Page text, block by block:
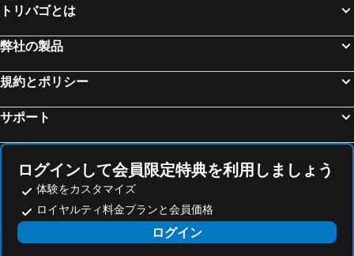
Harmony Ocean Hotel
イビザ ケンティング ホテル II
Bay Forest Boutique B&B
Kenting Sea Wall 130
Kenting Moon Bay Hotel
Kenting Maya-House B&B
ケンティング シー クラウドレス デイ ホーム
Kenting Waterfront Hotel
Enjoy Kenting262
Tz シン リゾート ホステル
Kenting Coast Resort
マーティン ウェールズ ホテル 墾丁 (馬丁威旅店)
墾丁コージー B&B (墾丁好時光)
Palm Tree Hotel Kenting
Zhiben Hot Spring
Kaohsiung Guanghua Night Market
Kaohsiung Shinkuchan
Kaohsiung Love River
Kentington Resort(屏东垦丁小垦丁渡假村)
Taitung Seashore Park
Baolai Hot Spring
National Museum of Taiwan Literature
Tainan Anping Fort Zeelandia
Tainan TsouMaLai Farm
Shuhai Grassland Recreation Area
Kaohsiung The Pier-2 Art Center
Kaohsiung Sanfong Zhong Street
Taitung Airport
Taitung Xiaoyeliu
トリバゴとは
弊社の製品
規約とポリシー
サポート
ログインして会員限定特典を利用しましょう
体験をカスタマイズ
ロイヤルティ料金プランと会員価格
ログイン